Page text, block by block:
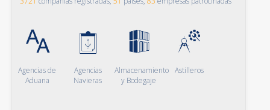
Agencias de
Aduana
Agencias
Navieras
Almacenamiento
y Bodegaje
Astilleros